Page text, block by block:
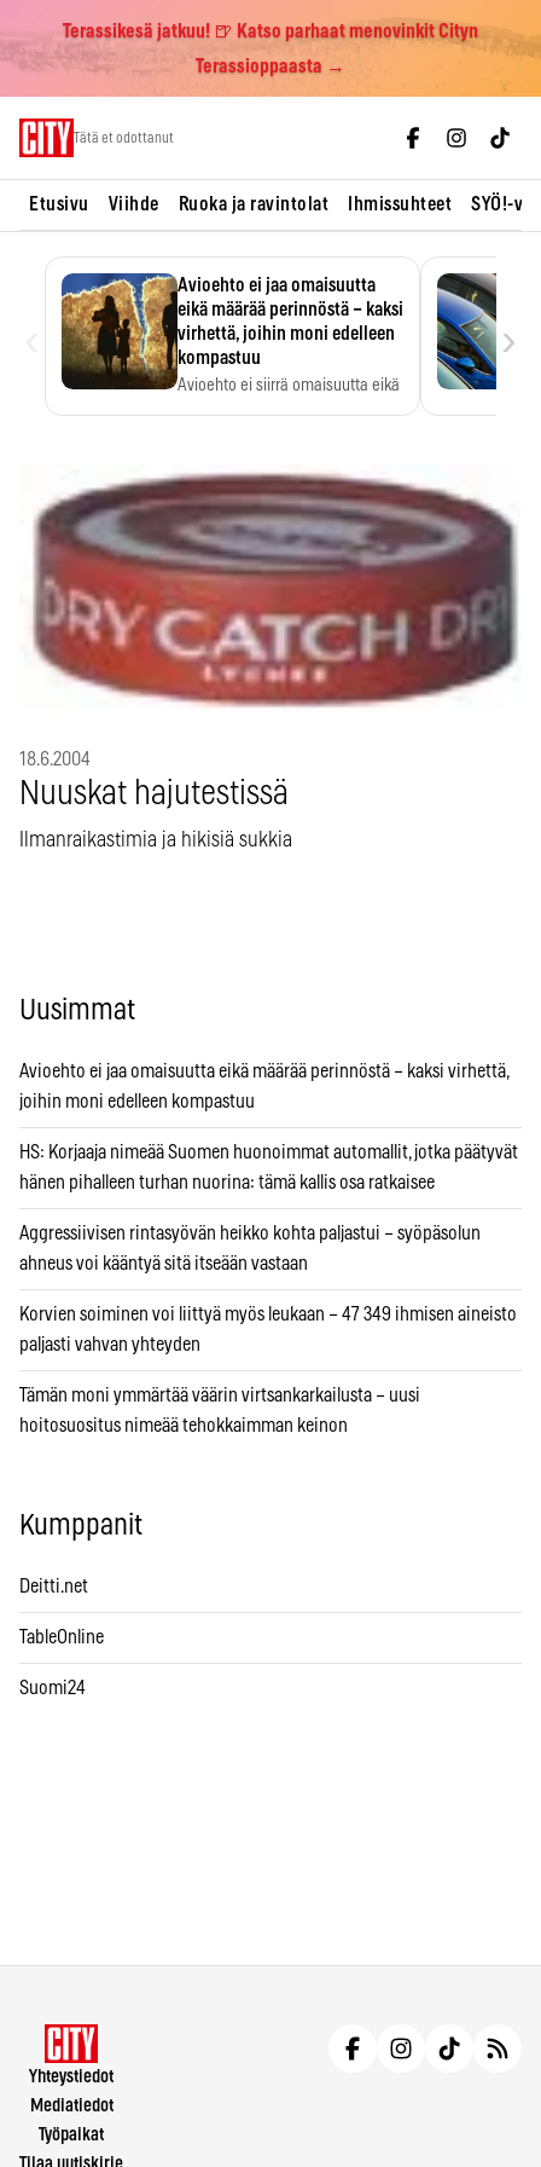
Terassikesä jatkuu! 🍺 Katso parhaat menovinkit Cityn
Terassioppaasta →
Tätä et odottanut
Etusivu Viihde Ruoka ja ravintolat Ihmissuhteet SYÖ!-
Avioehto ei jaa omaisuutta
eikä määrää perinnöstä – kaksi
virhettä, joihin moni edelleen
kompastuu
Avioehto ei siirrä omaisuutta eikä
›
18.6.2004
Nuuskat hajutestissä
Ilmanraikastimia ja hikisiä sukkia
Uusimmat
Avioehto ei jaa omaisuutta eikä määrää perinnöstä – kaksi virhettä,
joihin moni edelleen kompastuu
HS: Korjaaja nimeää Suomen huonoimmat automallit, jotka päätyvät
hänen pihalleen turhan nuorina: tämä kallis osa ratkaisee
Aggressiivisen rintasyövän heikko kohta paljastui – syöpäsolun
ahneus voi kääntyä sitä itseään vastaan
Korvien soiminen voi liittyä myös leukaan – 47 349 ihmisen aineisto
paljasti vahvan yhteyden
Tämän moni ymmärtää väärin virtsankarkailusta – uusi
hoitosuositus nimeää tehokkaimman keinon
Kumppanit
Deitti.net
TableOnline
Suomi24
Yhteystiedot
Mediatiedot
Työpaikat